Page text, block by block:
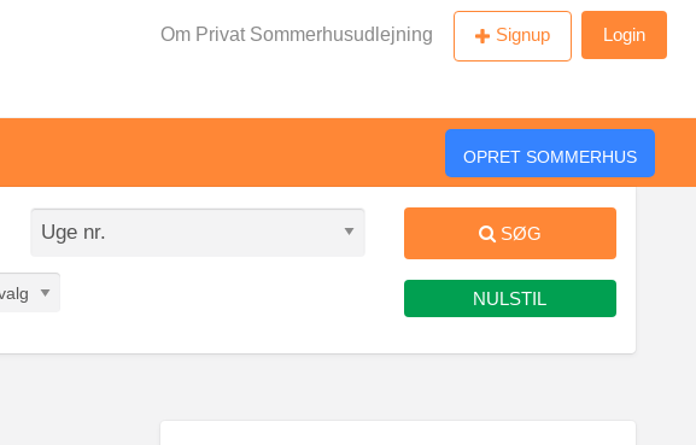
Om Privat Sommerhusudlejning Signup Login
OPRET SOMMERHUS
SØG
NULSTIL